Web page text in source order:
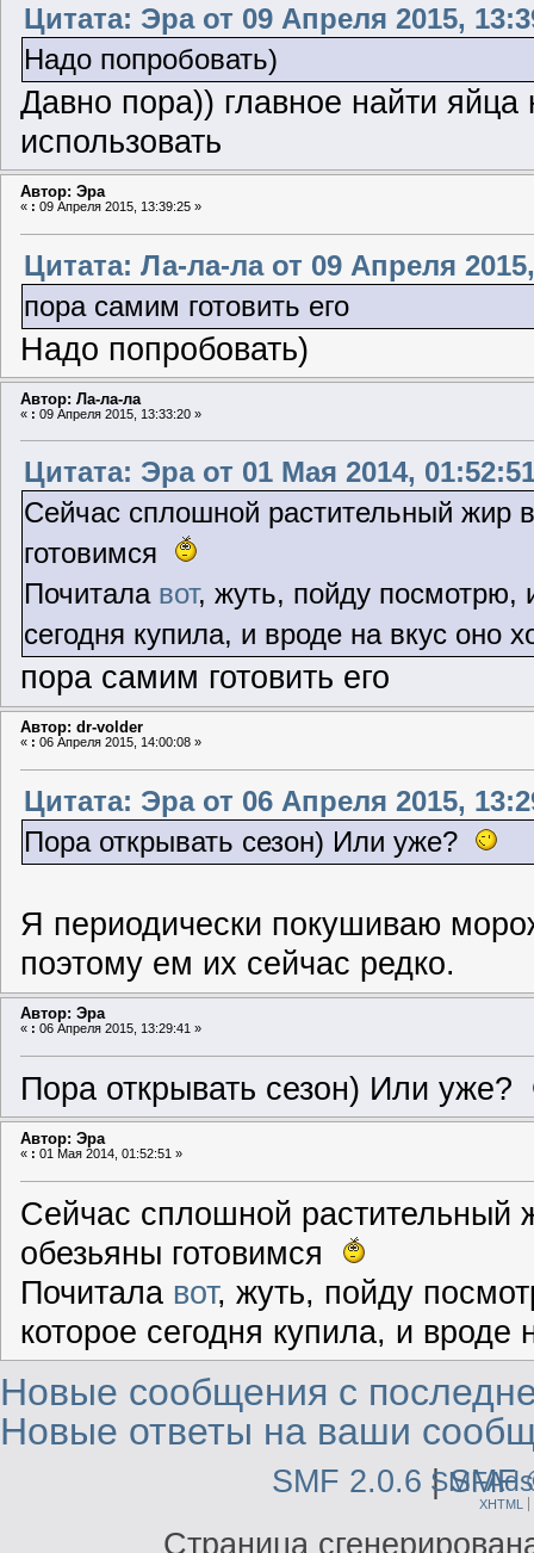
Цитата: Эра от 09 Апреля 2015,
Надо попробовать)
Давно пора)) главное найти
использовать
Автор: Эра
« : 09 Апреля 2015, 13:39:25 »
Цитата: Ла-ла-ла от 09 Апреля
пора самим готовить его
Надо попробовать)
Автор: Ла-ла-ла
« : 09 Апреля 2015, 13:33:20 »
Цитата: Эра от 01 Мая 2014,
Сейчас сплошной растительный
готовимся
Почитала вот, жуть, пойду посмотрю,
сегодня купила, и вроде на вкус оно
пора самим готовить его
Автор: dr-volder
« : 06 Апреля 2015, 14:00:08 »
Цитата: Эра от 06 Апреля 2015,
Пора открывать сезон) Или уже?
Я периодически покушиваю
поэтому ем их сейчас редко.
Автор: Эра
« : 06 Апреля 2015, 13:29:41 »
Пора открывать сезон) Или уже?
Автор: Эра
« : 01 Мая 2014, 01:52:51 »
Сейчас сплошной
обезьяны готовимся
Почитала вот, жуть, пойду
которое сегодня купила, и
Новые сообщения с
Новые ответы на ваши
SMF 2.0.6 |SMF
SMFAds
XHTML
Страница